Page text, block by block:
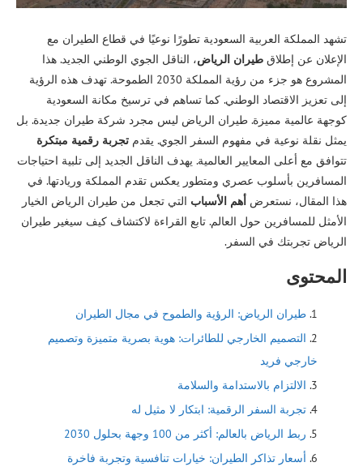
تشهد المملكة العربية السعودية تطورًا نوعيًا في قطاع الطيران مع
الإعلان عن إطلاق طيران الرياض، الناقل الجوي الوطني الجديد. هذا
المشروع هو جزء من رؤية المملكة 2030 الطموحة. تهدف هذه الرؤية
إلى تعزيز الاقتصاد الوطني. كما تساهم في ترسيخ مكانة السعودية
كوجهة عالمية مميزة. طيران الرياض ليس مجرد شركة طيران جديدة. بل
يمثل نقلة نوعية في مفهوم السفر الجوي. يقدم تجربة رقمية مبتكرة
تتوافق مع أعلى المعايير العالمية. يهدف الناقل الجديد إلى تلبية احتياجات
المسافرين بأسلوب عصري ومتطور يعكس تقدم المملكة وريادتها. في
هذا المقال، نستعرض أهم الأسباب التي تجعل من طيران الرياض الخيار
الأمثل للمسافرين حول العالم. تابع القراءة لاكتشاف كيف سيغير طيران
الرياض تجربتك في السفر.
المحتوى
طيران الرياض: الرؤية والطموح في مجال الطيران
التصميم الخارجي للطائرات: هوية بصرية متميزة وتصميم
خارجي فريد
الالتزام بالاستدامة والسلامة
تجربة السفر الرقمية: ابتكار لا مثيل له
ربط الرياض بالعالم: أكثر من 100 وجهة بحلول 2030
أسعار تذاكر الطيران: خيارات تنافسية وتجربة فاخرة